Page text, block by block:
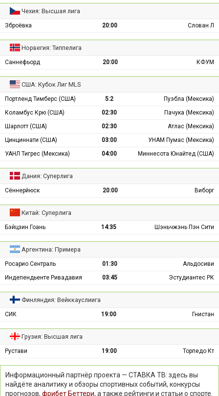
Чехия: Высшая лига
Зброёвка 20:00 Слован Л
Норвегия: Типпелига
Саннефьорд 20:00 КФУМ
США: Кубок Лиг MLS
Портленд Тимберс (США) 5:2
Пуэбла (Мексика)
Коламбус Крю (США)
02:30
Пачука (Мексика)
Шарлотт (США)
02:30
Атлас (Мексика)
Цинциннати (США)
03:00
УНАМ Пумас (Мексика)
УАНЛ Тигрес (Мексика)
04:00 Миннесота Юнайтед (США)
Дания: Суперлига
Сённерйюск 20:00 Виборг
Китай: Суперлига
Бэйцзин Гоань 14:35 Шэньчжэнь Пэн Сити
Аргентина: Примера
Росарио Сентраль 01:30
Альдосиви
Индепендьенте Ривадавия
03:45 Эстудиантес РК
Финляндия: Вейккауслиига
СИК 19:00 Гнистан
Грузия: Высшая лига
Рустави 19:00 Торпедо Кт
Информационный партнёр проекта — СТАВКА ТВ: здесь вы
найдёте аналитику и обзоры спортивных событий, конкурсы
прогнозов, фрибет Беттери, а также рейтинги и статьи о спорте.